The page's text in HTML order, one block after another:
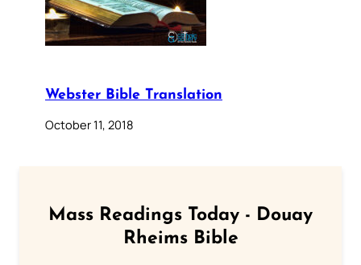
Webster Bible Translation
October 11, 2018
Mass Readings Today - Douay
Rheims Bible